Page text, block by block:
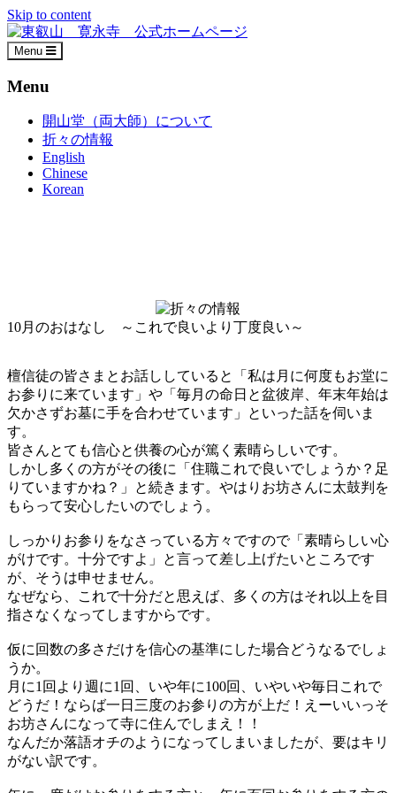
Skip to content
Menu
Menu
開山堂（両大師）について
折々の情報
English
Chinese
Korean
10月のおはなし ～これで良いより丁度良い～
檀信徒の皆さまとお話ししていると「私は月に何度もお堂に
お参りに来ています」や「毎月の命日と盆彼岸、年末年始は
欠かさずお墓に手を合わせています」といった話を伺いま
す。
皆さんとても信心と供養の心が篤く素晴らしいです。
しかし多くの方がその後に「住職これで良いでしょうか？足
りていますかね？」と続きます。やはりお坊さんに太鼓判を
もらって安心したいのでしょう。
しっかりお参りをなさっている方々ですので「素晴らしい心
がけです。十分ですよ」と言って差し上げたいところです
が、そうは申せません。
なぜなら、これで十分だと思えば、多くの方はそれ以上を目
指さなくなってしますからです。
仮に回数の多さだけを信心の基準にした場合どうなるでしょ
うか。
月に1回より週に1回、いや年に100回、いやいや毎日これで
どうだ！ならば一日三度のお参りの方が上だ！えーいいっそ
お坊さんになって寺に住んでしまえ！！
なんだか落語オチのようになってしまいましたが、要はキリ
がない訳です。